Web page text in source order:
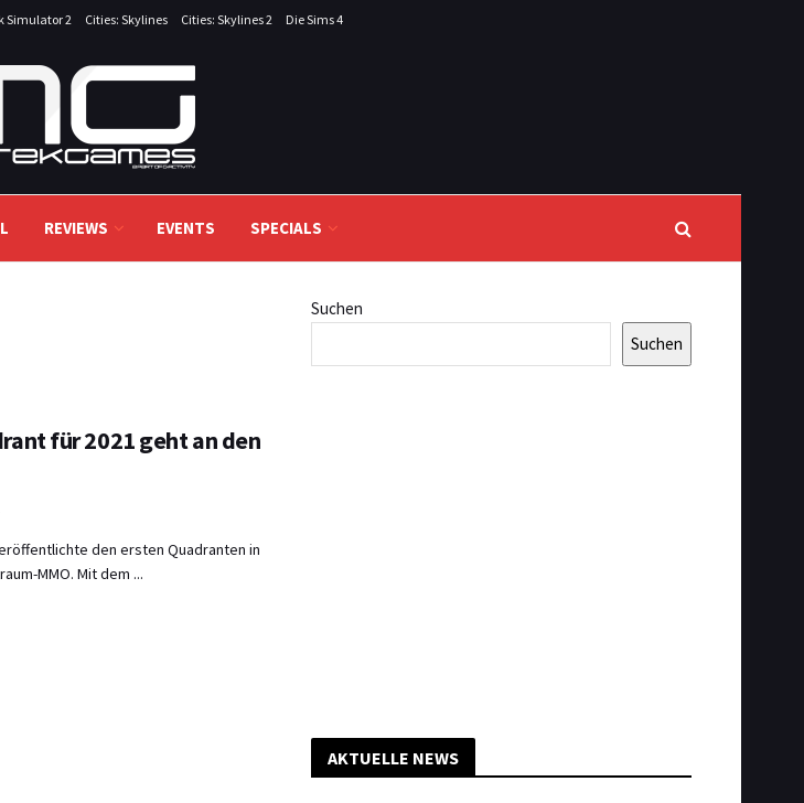
Simulator 2 Cities: Skylines Cities: Skylines 2 Die Sims 4
REVIEWS EVENTS SPECIALS
für 2021 geht an den
den ersten Quadranten in
MMO. Mit dem ...
Suchen
Suchen
AKTUELLE NEWS